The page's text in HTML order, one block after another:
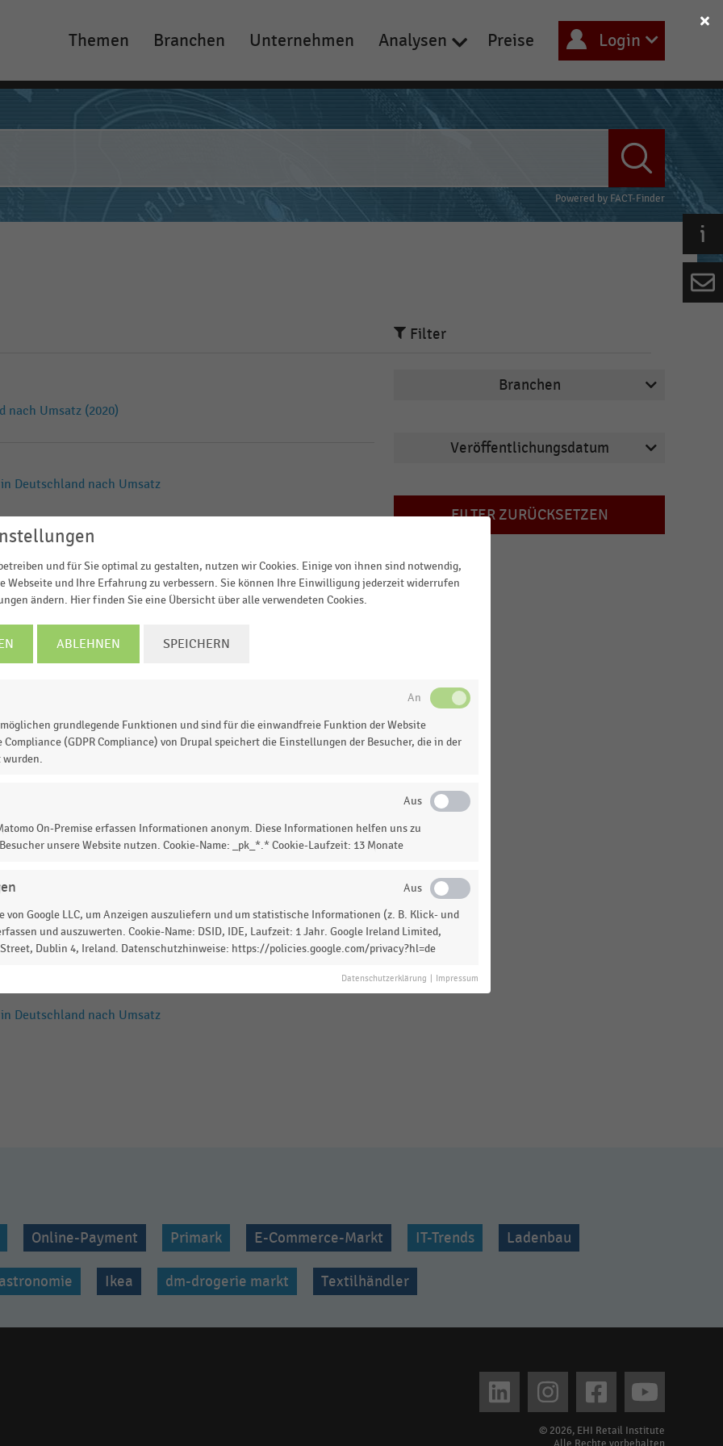
Main
navigation
Themen Branchen Unternehmen Analysen Preise Login
Powered by FACT-Finder
nach Umsatz (2020)
Deutschland nach Umsatz
nach Umsatz (2019)
(2016)
Umsatz (2014)
Deutschland nach Umsatz
nach Umsatz (2017)
Deutschland nach Umsatz
Filter
Branchen
Deutschsprachiger Einzelhandel
E-Commerce
E-Commerce und Versandhandel
Möbelhandel
Veröffentlichungsdatum
2021
2020
2018
FILTER ZURÜCKSETZEN
Online-Payment Primark E-Commerce-Markt IT-Trends Ladenbau
Ikea dm-drogerie markt Textilhändler
© 2026, EHI Retail Institute
und für Sie optimal zu gestalten, nutzen wir Cookies. Einige von ihnen sind notwendig,
Webseite und Ihre Erfahrung zu verbessern. Sie können Ihre Einwilligung jederzeit widerrufen
ändern. Hier finden Sie eine Übersicht über alle verwendeten Cookies.
ABLEHNEN SPEICHERN
grundlegende Funktionen und sind für die einwandfreie Funktion der Website
(GDPR Compliance) von Drupal speichert die Einstellungen der Besucher, die in der
wurden.
On-Premise erfassen Informationen anonym. Diese Informationen helfen uns zu
unsere Website nutzen. Cookie-Name: _pk_*.* Cookie-Laufzeit: 13 Monate
von Google LLC, um Anzeigen auszuliefern und um statistische Informationen (z. B. Klick- und
und auszuwerten. Cookie-Name: DSID, IDE, Laufzeit: 1 Jahr. Google Ireland Limited,
Street, Dublin 4, Ireland. Datenschutzhinweise: https://policies.google.com/privacy?hl=de
Datenschutzerklärung Impressum